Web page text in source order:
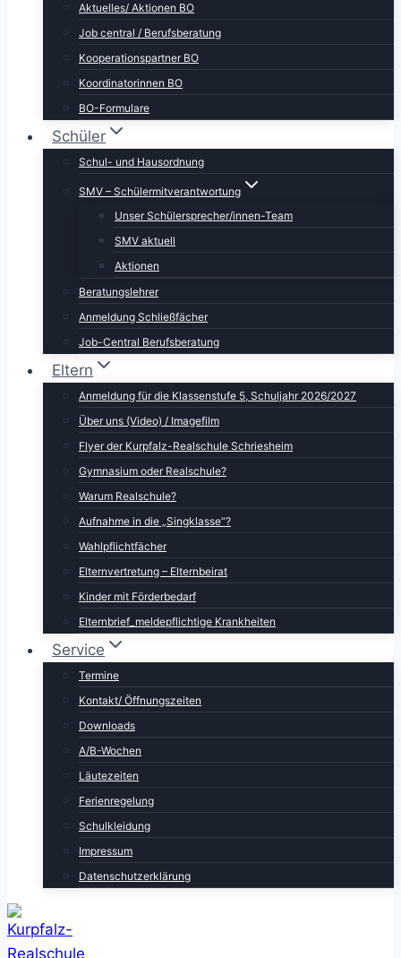
Aktuelles/ Aktionen BO
Job central / Berufsberatung
Kooperationspartner BO
Koordinatorinnen BO
BO-Formulare
Schüler
Schul- und Hausordnung
SMV – Schülermitverantwortung
Unser Schülersprecher/innen-Team
SMV aktuell
Aktionen
Beratungslehrer
Anmeldung Schließfächer
Job-Central Berufsberatung
Eltern
Anmeldung für die Klassenstufe 5, Schuljahr 2026/2027
Über uns (Video) / Imagefilm
Flyer der Kurpfalz-Realschule Schriesheim
Gymnasium oder Realschule?
Warum Realschule?
Aufnahme in die „Singklasse“?
Wahlpflichtfächer
Elternvertretung – Elternbeirat
Kinder mit Förderbedarf
Elternbrief_meldepflichtige Krankheiten
Service
Termine
Kontakt/ Öffnungszeiten
Downloads
A/B-Wochen
Läutezeiten
Ferienregelung
Schulkleidung
Impressum
Datenschutzerklärung